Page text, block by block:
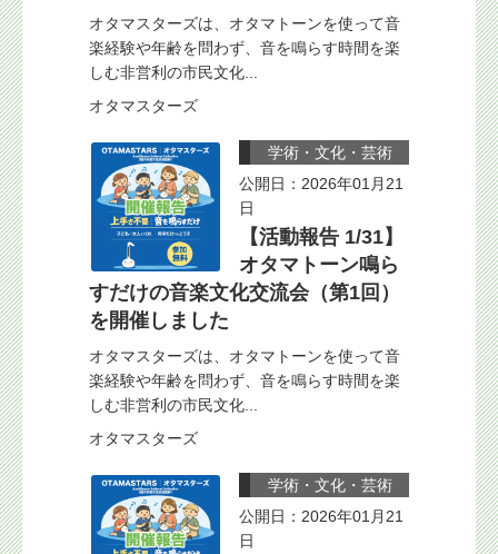
オタマスターズは、オタマトーンを使って音
楽経験や年齢を問わず、音を鳴らす時間を楽
しむ非営利の市民文化...
オタマスターズ
学術・文化・芸術
公開日：2026年01月21
日
【活動報告 1/31】
オタマトーン鳴ら
すだけの音楽文化交流会（第1回）
を開催しました
オタマスターズは、オタマトーンを使って音
楽経験や年齢を問わず、音を鳴らす時間を楽
しむ非営利の市民文化...
オタマスターズ
学術・文化・芸術
公開日：2026年01月21
日